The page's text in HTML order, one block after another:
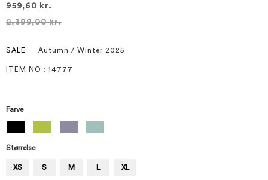
959,60 kr.
2.399,00 kr.
SALE Autumn / Winter 2025
ITEM NO. : 14777
Farve
Størrelse
XS S M L XL